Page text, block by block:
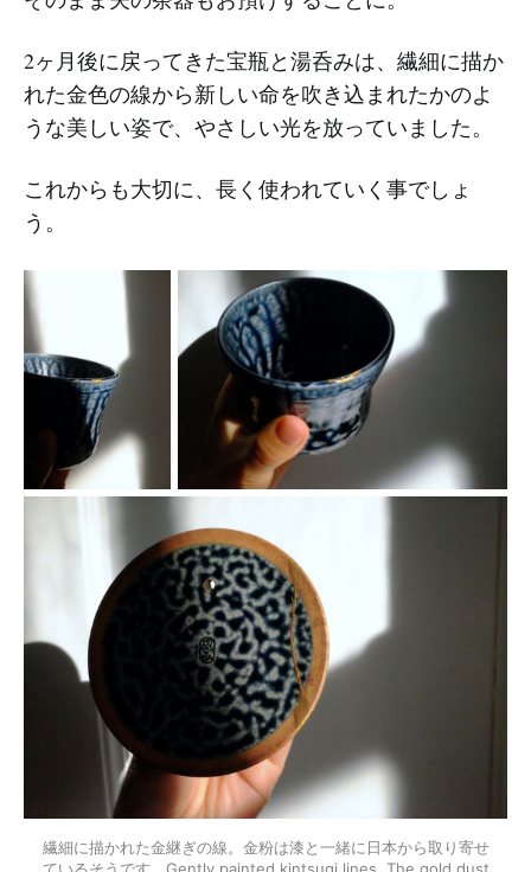
2ヶ月後に戻ってきた宝瓶と湯呑みは、繊細に描か
れた金色の線から新しい命を吹き込まれたかのよ
うな美しい姿で、やさしい光を放っていました。
これからも大切に、長く使われていく事でしょ
う。
繊細に描かれた金継ぎの線。金粉は漆と一緒に日本から取り寄せ